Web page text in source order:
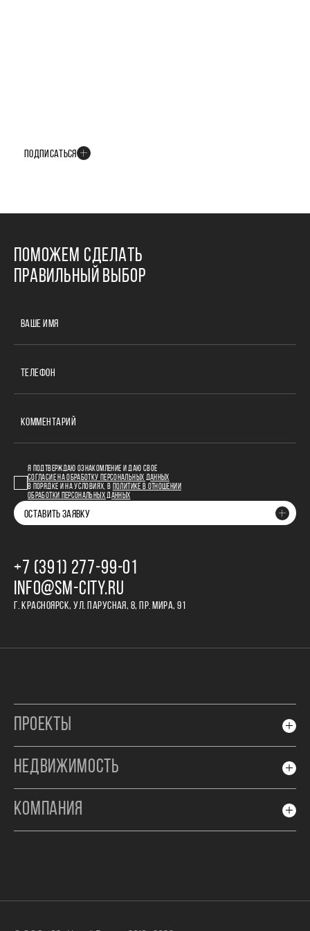
ПОДПИСАТЬСЯ
ПОМОЖЕМ СДЕЛАТЬ
ПРАВИЛЬНЫЙ ВЫБОР
ВАШЕ ИМЯ
ТЕЛЕФОН
КОММЕНТАРИЙ
Я ПОДТВЕРЖДАЮ ОЗНАКОМЛЕНИЕ И ДАЮ СВОЕ
СОГЛАСИЕ НА ОБРАБОТКУ ПЕРСОНАЛЬНЫХ ДАННЫХ
В ПОРЯДКЕ И НА УСЛОВИЯХ, В
ПОЛИТИКЕ В ОТНОШЕНИИ
ОБРАБОТКИ ПЕРСОНАЛЬНЫХ ДАННЫХ
ОСТАВИТЬ ЗАЯВКУ
+7 (391) 277‒99‒01
INFO@SM-CITY.RU
Г. КРАСНОЯРСК, УЛ. ПАРУСНАЯ, 8, ПР. МИРА, 91
ПРОЕКТЫ
НЕДВИЖИМОСТЬ
КОМПАНИЯ